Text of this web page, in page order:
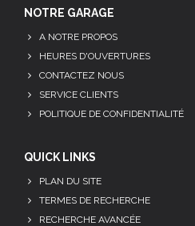
NOTRE GARAGE
A NOTRE PROPOS
HEURES D'OUVERTURES
CONTACTEZ NOUS
SERVICE CLIENTS
POLITIQUE DE CONFIDENTIALITÉ
QUICK LINKS
PLAN DU SITE
TERMES DE RECHERCHE
RECHERCHE AVANCÉE